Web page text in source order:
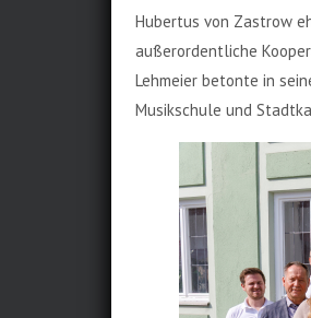
Hubertus von Zastrow
außerordentliche
Lehmeier betonte in
Musikschule und